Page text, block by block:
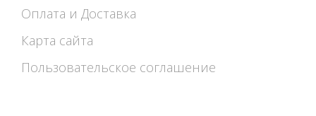
Оплата и Доставка
Карта сайта
Пользовательское соглашение